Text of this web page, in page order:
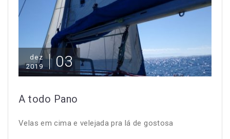
dez
2019
03
A todo Pano
Velas em cima e velejada pra lá de gostosa